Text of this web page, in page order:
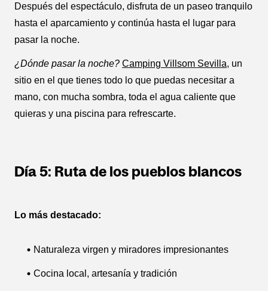
Después del espectáculo, disfruta de un paseo tranquilo
hasta el aparcamiento y continúa hasta el lugar para
pasar la noche.
¿Dónde pasar la noche? Camping Villsom Sevilla, un
sitio en el que tienes todo lo que puedas necesitar a
mano, con mucha sombra, toda el agua caliente que
quieras y una piscina para refrescarte.
Día 5: Ruta de los pueblos blancos
Lo más destacado:
Naturaleza virgen y miradores impresionantes
Cocina local, artesanía y tradición